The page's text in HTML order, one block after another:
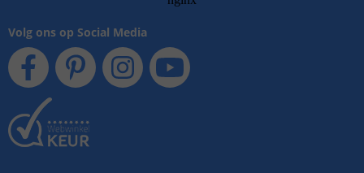
Volg ons op Social Media